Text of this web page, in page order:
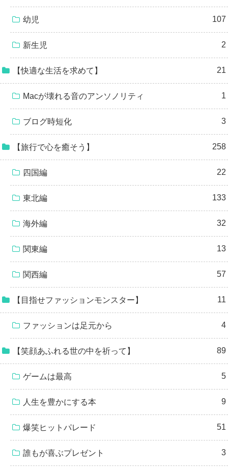
幼児 107
新生児 2
【快適な生活を求めて】 21
Macが壊れる音のアンソノリティ 1
ブログ時短化 3
【旅行で心を癒そう】 258
四国編 22
東北編 133
海外編 32
関東編 13
関西編 57
【目指せファッションモンスター】 11
ファッションは足元から 4
【笑顔あふれる世の中を祈って】 89
ゲームは最高 5
人生を豊かにする本 9
爆笑ヒットパレード 51
誰もが喜ぶプレゼント 3